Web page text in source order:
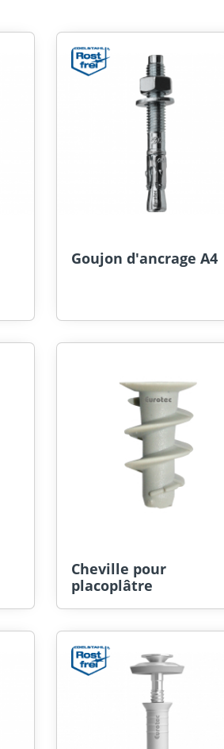
Goujon d'ancrage A4
Cheville pour
placoplâtre